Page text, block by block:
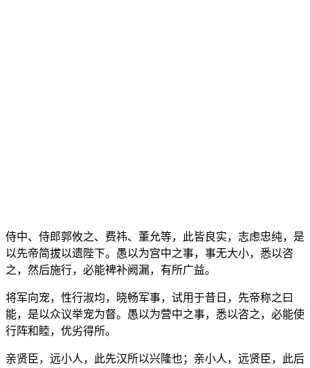
侍中、侍郎郭攸之、费祎、董允等，此皆良实，志虑忠纯，是
以先帝简拔以遗陛下。愚以为宫中之事，事无大小，悉以咨
之，然后施行，必能裨补阙漏，有所广益。
将军向宠，性行淑均，晓畅军事，试用于昔日，先帝称之曰
能，是以众议举宠为督。愚以为营中之事，悉以咨之，必能使
行阵和睦，优劣得所。
亲贤臣，远小人，此先汉所以兴隆也；亲小人，远贤臣，此后